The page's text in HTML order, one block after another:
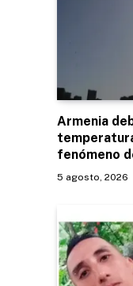
Armenia
fenómeno
5 agosto, 2026